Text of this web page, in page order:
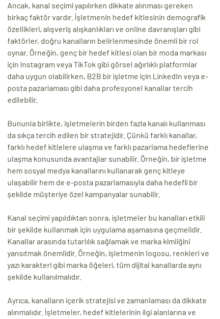
Ancak, kanal seçimi yapılırken dikkate alınması gereken
birkaç faktör vardır. İşletmenin hedef kitlesinin demografik
özellikleri, alışveriş alışkanlıkları ve online davranışları gibi
faktörler, doğru kanalların belirlenmesinde önemli bir rol
oynar. Örneğin, genç bir hedef kitlesi olan bir moda markası
için Instagram veya TikTok gibi görsel ağırlıklı platformlar
daha uygun olabilirken, B2B bir işletme için LinkedIn veya e-
posta pazarlaması gibi daha profesyonel kanallar tercih
edilebilir.
Bununla birlikte, işletmelerin birden fazla kanalı kullanması
da sıkça tercih edilen bir stratejidir. Çünkü farklı kanallar,
farklı hedef kitlelere ulaşma ve farklı pazarlama hedeflerine
ulaşma konusunda avantajlar sunabilir. Örneğin, bir işletme
hem sosyal medya kanallarını kullanarak genç kitleye
ulaşabilir hem de e-posta pazarlamasıyla daha hedefli bir
şekilde müşteriye özel kampanyalar sunabilir.
Kanal seçimi yapıldıktan sonra, işletmeler bu kanalları etkili
bir şekilde kullanmak için uygulama aşamasına geçmelidir.
Kanallar arasında tutarlılık sağlamak ve marka kimliğini
yansıtmak önemlidir. Örneğin, işletmenin logosu, renkleri ve
yazı karakteri gibi marka öğeleri, tüm dijital kanallarda aynı
şekilde kullanılmalıdır.
Ayrıca, kanalların içerik stratejisi ve zamanlaması da dikkate
alınmalıdır. İşletmeler, hedef kitlelerinin ilgi alanlarına ve